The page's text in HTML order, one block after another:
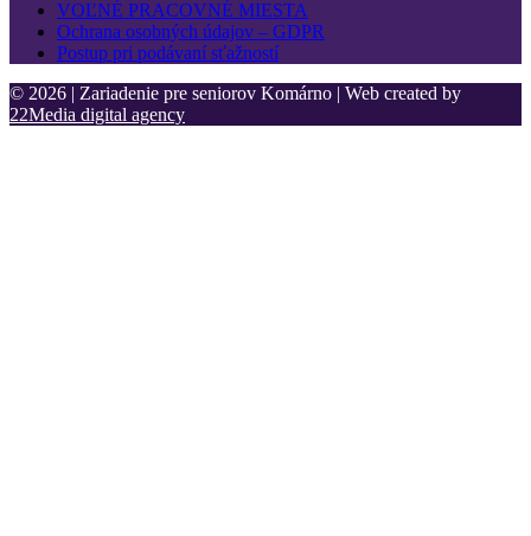
VOĽNÉ PRACOVNÉ MIESTA
Ochrana osobných údajov – GDPR
Postup pri podávaní sťažností
© 2026 | Zariadenie pre seniorov Komárno | Web created by
22Media digital agency